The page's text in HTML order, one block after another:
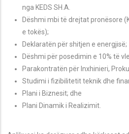
nga KEDS SH.A.
Dëshmi mbi të drejtat pronësore
e tokës);
Deklaratën për shitjen e energjisë;
Dëshmi për posedimin e 10% të
Parakontratën për Inxhinieri,
Studimi i fizibilitetit teknik dhe
Plani i Biznesit; dhe
Plani Dinamik i Realizimit.